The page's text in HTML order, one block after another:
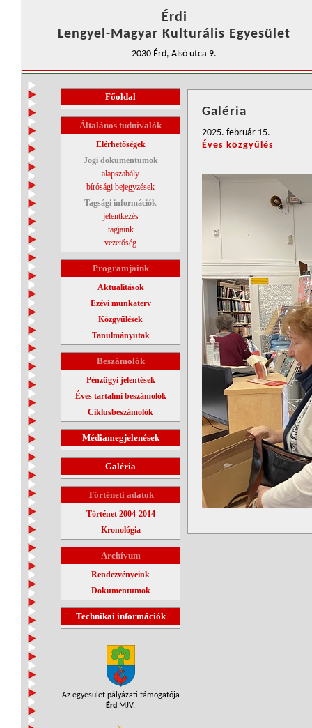
Érdi
Lengyel-Magyar Kulturális Egyesület
2030 Érd, Alsó utca 9.
Főoldal
Általános tudnivalók
Elérhetőségek
Jogi dokumentumok
alapszabály
bírósági bejegyzések
Tagsági információk
jelentkezés
tagjaink
vezetőség
Programjaink
Aktualitások
Ezévi munkaterv
Közgyűlések
Tanulmányutak
Beszámolók
Pénzügyi jelentések
Éves tartalmi beszámolók
Ciklusbeszámolók
Médiamegjelenések
Galéria
Történeti adatok
Történet 2004-2014
Kronológia
Archívum
Rendezvényeink
Dokumentumok
Technikai információk
Az egyesület pályázati támogatója
Érd MJV.
Galéria
2025. február 15.
Éves közgyűlés